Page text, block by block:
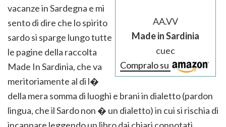
AA.VV
Made in Sardinia
cuec
Compralo su
vacanze in Sardegna e mi
sento di dire che lo spirito
sardo si sparge lungo tutte
le pagine della raccolta
Made In Sardinia, che va
meritoriamente al di l�
della mera somma di luoghi e brani in dialetto (pardon
lingua, che il Sardo non � un dialetto) in cui si rischia di